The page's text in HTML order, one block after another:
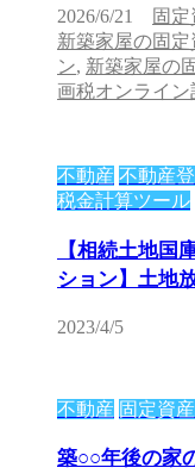
2026/6/21 固
新築家屋の固
ン, 新築家屋の
画税オンライ
不動産 不動産
税金計算ツール
【相続土地国
ション】土地
2023/4/5
不動産 固定資
築○○年後の家